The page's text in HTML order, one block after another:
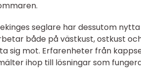
seglare har dessutom
både på västkust, ostkust
sig mot. Erfarenheter från
ihop till lösningar som